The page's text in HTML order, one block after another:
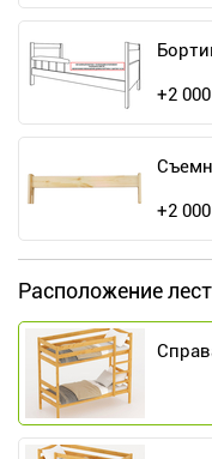
+2 000
+2 000
Расположение